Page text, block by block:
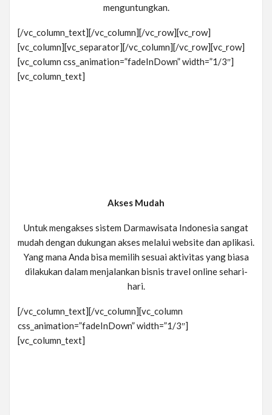
menguntungkan.
[/vc_column_text][/vc_column][/vc_row][vc_row]
[vc_column][vc_separator][/vc_column][/vc_row][vc_row]
[vc_column css_animation=”fadeInDown” width=”1/3″]
[vc_column_text]
Untuk mengakses sistem Darmawisata Indonesia sangat
mudah dengan dukungan akses melalui website dan aplikasi.
Yang mana Anda bisa memilih sesuai aktivitas yang biasa
dilakukan dalam menjalankan bisnis travel online sehari-
[/vc_column_text][/vc_column][vc_column
css_animation=”fadeInDown” width=”1/3″]
[vc_column_text]